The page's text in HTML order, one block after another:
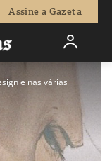
Assine a Gazeta
e nas várias